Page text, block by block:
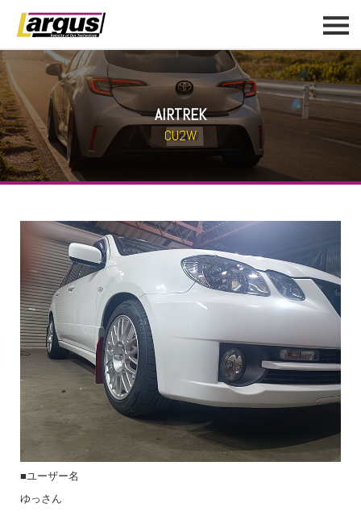
AIRTREK
CU2W
■ユーザー名
ゆっさん